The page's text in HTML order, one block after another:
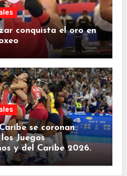
conquista el oro en
se coronan
Juegos
y del Caribe 2026.